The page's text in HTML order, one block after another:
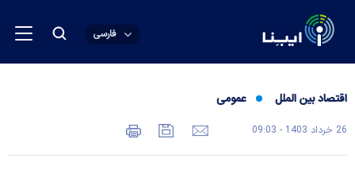
فارسی
اقتصاد بین الملل عمومی
26 خرداد 1403 - 09:03